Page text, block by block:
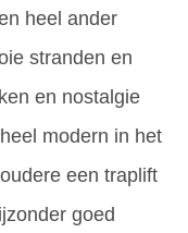
heel ander
stranden en
en nostalgie
modern in het
een traplift
goed